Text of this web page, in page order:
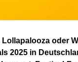
oder
2025 in